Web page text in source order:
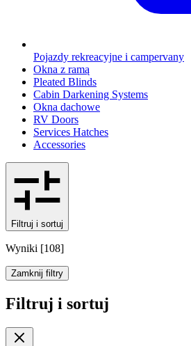
Pojazdy rekreacyjne i campervany
Okna z ramą
Pleated Blinds
Cabin Darkening Systems
Okna dachowe
RV Doors
Services Hatches
Accessories
Filtruj i sortuj
Wyniki [108]
Zamknij filtry
Filtruj i sortuj